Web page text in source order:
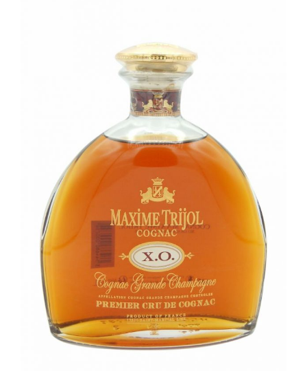
WHISKY
ACCESSOIRES